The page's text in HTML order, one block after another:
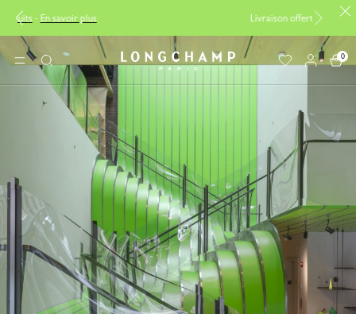
Livraison offerte à partir de 200CHF
MENURechercher Longchamp - Accueil
0